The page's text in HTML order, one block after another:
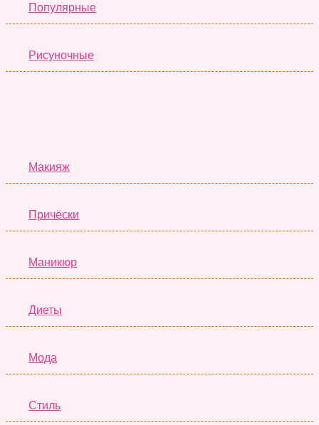
Популярные
Рисуночные
Макияж
Причёски
Маникюр
Диеты
Мода
Стиль